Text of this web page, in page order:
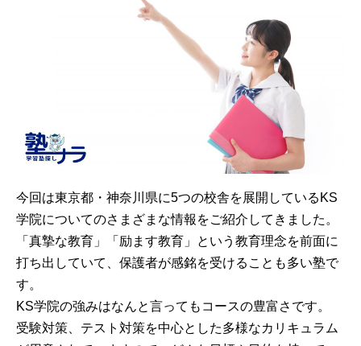
今回は東京都・神奈川県に5つの校舎を展開しているKS
学院についてのさまざまな情報をご紹介してきました。
「真摯な教育」「励ます教育」という教育理念を前面に
打ち出していて、保護者が感銘を受けることも多い塾で
す。
KS学院の強みはなんと言ってもコースの豊富さです。
受験対策、テスト対策を中心とした多様なカリキュラム